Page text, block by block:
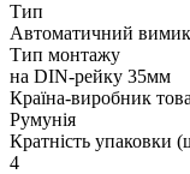
Тип
Автоматичний
Тип монтажу
на DIN-рейку 35мм
Країна-виробник
Румунія
Кратність упаковки
4